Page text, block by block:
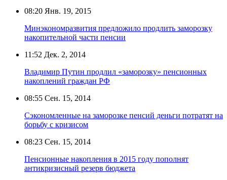
08:20 Янв. 19, 2015
Минэкономразвития предложило продлить заморозку
накопительной части пенсии
11:52 Дек. 2, 2014
Владимир Путин продлил «заморозку» пенсионных
накоплений граждан РФ
08:55 Сен. 15, 2014
Сэкономленные на заморозке пенсий деньги потратят на
борьбу с кризисом
08:23 Сен. 15, 2014
Пенсионные накопления в 2015 году пополнят
антикризисный резерв бюджета